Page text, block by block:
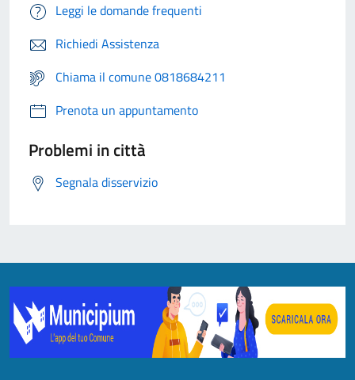
Leggi le domande frequenti
Richiedi Assistenza
Chiama il comune 0818684211
Prenota un appuntamento
Problemi in città
Segnala disservizio